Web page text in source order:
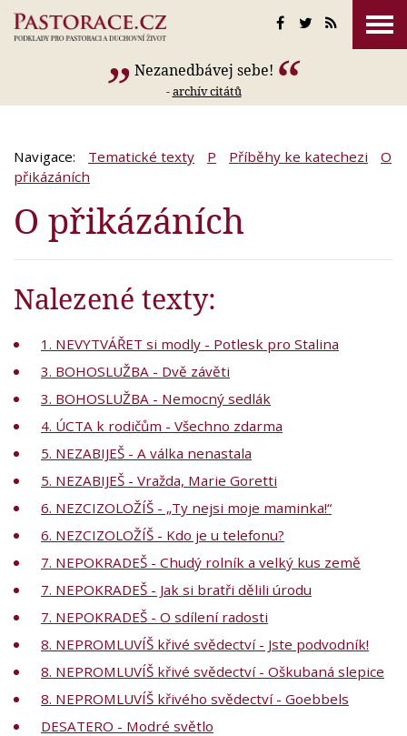
Nezanedbávej sebe!
-archív citátů
Navigace: Tematické texty P Příběhy ke katechezi
O
přikázáních
O přikázáních
Nalezené texty:
1. NEVYTVÁŘET si modly - Potlesk pro Stalina
3. BOHOSLUŽBA - Dvě závěti
3. BOHOSLUŽBA - Nemocný sedlák
4. ÚCTA k rodičům - Všechno zdarma
5. NEZABIJEŠ - A válka nenastala
5. NEZABIJEŠ - Vražda, Marie Goretti
6. NEZCIZOLOŽÍŠ - „Ty nejsi moje maminka!“
6. NEZCIZOLOŽÍŠ - Kdo je u telefonu?
7. NEPOKRADEŠ - Chudý rolník a velký kus země
7. NEPOKRADEŠ - Jak si bratři dělili úrodu
7. NEPOKRADEŠ - O sdílení radosti
8. NEPROMLUVÍŠ křivé svědectví - Jste podvodník!
8. NEPROMLUVÍŠ křivé svědectví - Oškubaná slepice
8. NEPROMLUVÍŠ křivého svědectví - Goebbels
DESATERO - Modré světlo